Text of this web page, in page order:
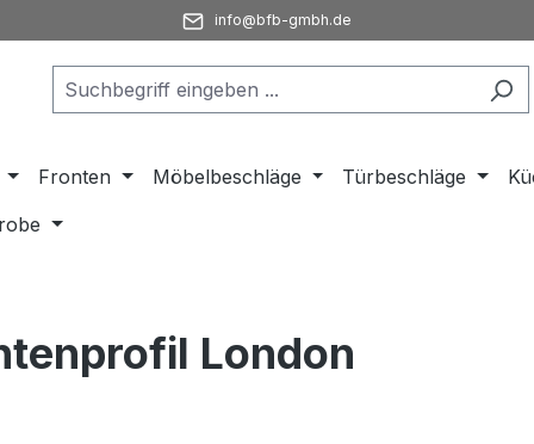
info@bfb-gmbh.de
Fronten Möbelbeschläge Türbeschläge
London